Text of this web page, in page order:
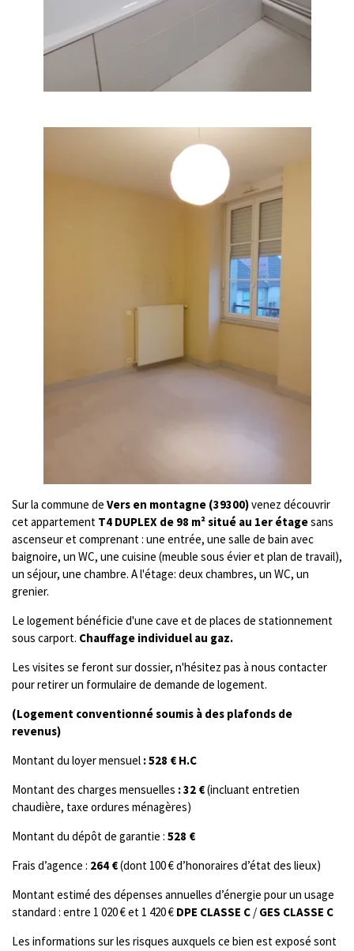
Sur la commune de Vers en montagne (39300)venez découvrir
cet appartement T4 DUPLEX de 98 m² situé au 1er étagesans
ascenseur et comprenant : une entrée, une salle de bain avec
baignoire, un WC, une cuisine (meuble sous évier et plan de travail),
un séjour, une chambre. A l'étage: deux chambres, un WC, un
grenier.
Le logement bénéficie d'une cave et de places de stationnement
sous carport. Chauffage individuel au gaz.
Les visites se feront sur dossier, n'hésitez pas à nous contacter
pour retirer un formulaire de demande de logement.
(Logement conventionné soumis à des plafonds de
revenus)
Montant du loyer mensuel : 528 € H.C
Montant des charges mensuelles : 32 €(incluant entretien
chaudière, taxe ordures ménagères)
Montant du dépôt de garantie : 528 €
Frais d’agence : 264 €(dont 100 € d’honoraires d’état des lieux)
Montant estimé des dépenses annuelles d’énergie pour un usage
standard : entre 1 020 € et 1 420 € DPE CLASSE C / GES CLASSE C
Les informations sur les risques auxquels ce bien est exposé sont